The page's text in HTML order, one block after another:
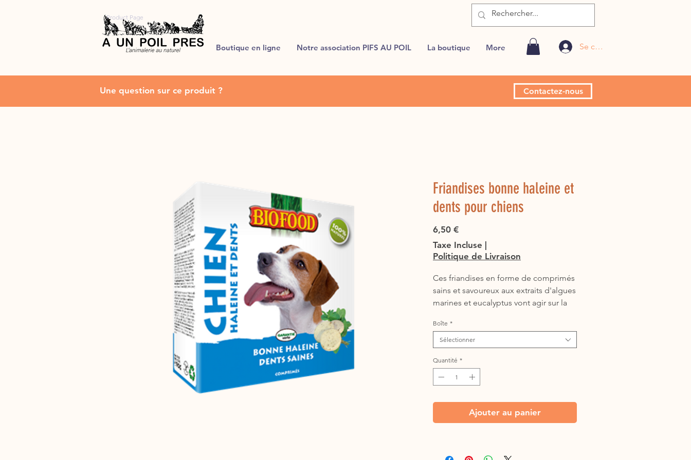
Boutique en ligne Notre association PIFS AU POIL La boutique More Se connecter
Product Page
Une question sur ce produit ? Contactez-nous
Friandises bonne haleine et
dents pour chiens
6,50 €Prix
Taxe Incluse
Politique de Livraison
Ces friandises en forme de comprimés
sains et savoureux aux extraits d'algues
marines et eucalyptus vont agir sur la
mauvaise haleine! Sans gluten.
En savoir plus (.pdf)
Boîte *
Sélectionner
Quantité *
Ajouter au panier